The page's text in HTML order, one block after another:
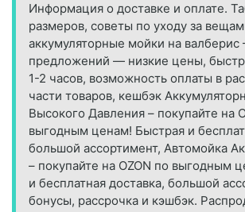
Информация о доставке и оплате.
размеров, советы по уходу за
аккумуляторные мойки на
предложений — низкие цены,
1-2 часов, возможность оплаты в
части товаров, кешбэк
Высокого Давления – покупайте на
выгодным ценам! Быстрая и
большой ассортимент, Автомойка
– покупайте на OZON по выгодным
и бесплатная доставка, большой
бонусы, рассрочка и кэшбэк.